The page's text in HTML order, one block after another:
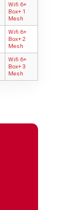
Wifi 6+
Box+ 1
Mesh
Wifi 6+
Box+ 2
Mesh
Wifi 6+
Box+ 3
Mesh